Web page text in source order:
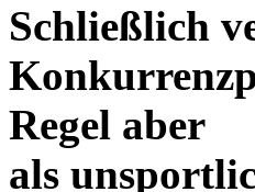
Schließlich
Regel aber
als